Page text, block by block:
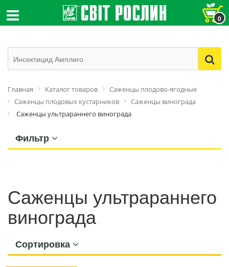
0
Главная Каталог товаров
Саженцы плодово-ягодные
Саженцы плодовых кустарников
Саженцы винограда
Саженцы ультрараннего винограда
Фильтр
Саженцы ультрараннего
винограда
Сортировка